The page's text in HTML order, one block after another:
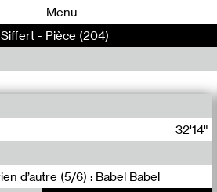
Menu
- Pièce (204)
32'14"
d’autre (5/6) : Babel Babel
00
00